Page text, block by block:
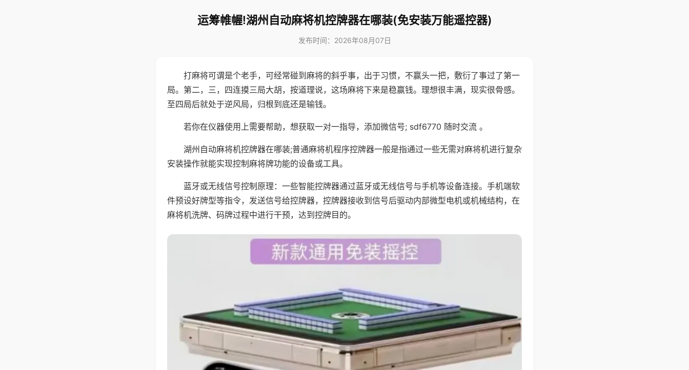
运筹帷幄!湖州自动麻将机控牌器在哪装(免安装万能遥控器)
发布时间：2026年08月07日
打麻将可谓是个老手，可经常碰到麻将的斜乎事，出于习惯，不赢头一把，敷衍了事过了第一
局。第二，三，四连摸三局大胡，按道理说，这场麻将下来是稳赢钱。理想很丰满，现实很骨感。
至四局后就处于逆风局，归根到底还是输钱。
若你在仪器使用上需要帮助，想获取一对一指导，添加微信号; sdf6770 随时交流 。
湖州自动麻将机控牌器在哪装;普通麻将机程序控牌器一般是指通过一些无需对麻将机进行复杂
安装操作就能实现控制麻将牌功能的设备或工具。
蓝牙或无线信号控制原理：一些智能控牌器通过蓝牙或无线信号与手机等设备连接。手机端软
件预设好牌型等指令，发送信号给控牌器，控牌器接收到信号后驱动内部微型电机或机械结构，在
麻将机洗牌、码牌过程中进行干预，达到控牌目的。